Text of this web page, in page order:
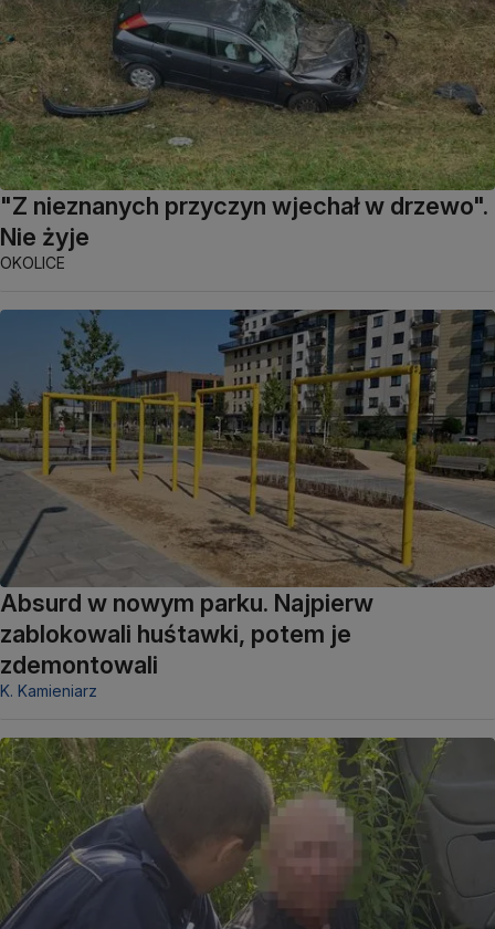
"Z nieznanych przyczyn wjechał w drzewo".
Nie żyje
OKOLICE
Absurd w nowym parku. Najpierw
zablokowali huśtawki, potem je
zdemontowali
K. Kamieniarz